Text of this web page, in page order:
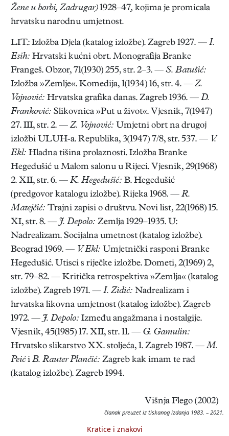
Žene u borbi, Zadrugar)1928–47, kojima je promicala
hrvatsku narodnu umjetnost.
LIT.: Izložba Djela (katalog izložbe). Zagreb 1927. — I.
Esih: Hrvatski kućni obrt. Monografija Branke
Frangeš. Obzor, 71(1930) 255, str. 2–3. — S. Batušić:
Izložba »Zemlje«. Komedija, 1(1934) 16, str. 4. — Z.
Vojnović: Hrvatska grafika danas. Zagreb 1936. — D.
Franković: Slikovnica »Put u život«. Vjesnik, 7(1947)
27. III, str. 2. — Z. Vojnović: Umjetni obrt na drugoj
izložbi ULUH-a. Republika, 3(1947) 7/8, str. 537. — V.
Ekl: Hladna tišina prolaznosti. Izložba Branke
Hegedušić u Malom salonu u Rijeci. Vjesnik, 29(1968)
2. XII, str. 6. — K. Hegedušić: B. Hegedušić
(predgovor katalogu izložbe). Rijeka 1968. — R.
Matejčić: Trajni zapisi o društvu. Novi list, 22(1968) 15.
XI, str. 8. — J. Depolo: Zemlja 1929–1935. U:
Nadrealizam. Socijalna umetnost (katalog izložbe).
Beograd 1969. — V. Ekl: Umjetnički rasponi Branke
Hegedušić. Utisci s riječke izložbe. Dometi, 2(1969) 2,
str. 79–82. — Kritička retrospektiva »Zemlja« (katalog
izložbe). Zagreb 1971. — I. Zidić: Nadrealizam i
hrvatska likovna umjetnost (katalog izložbe). Zagreb
1972. — J. Depolo: Između angažmana i nostalgije.
Vjesnik, 45(1985) 17. XII, str. 11. — G. Gamulin:
Hrvatsko slikarstvo XX. stoljeća, 1. Zagreb 1987. —M.
Peić i B. Rauter Plančić: Zagreb kak imam te rad
(katalog izložbe). Zagreb 1994.
Višnja Flego (2002)
članak preuzet iz tiskanog izdanja 1983. – 2021.
Kratice i znakovi